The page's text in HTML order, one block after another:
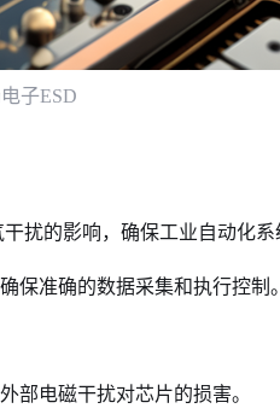
子ESD
扰的影响，确保工业自动化系
保准确的数据采集和执行控制。
部电磁干扰对芯片的损害。